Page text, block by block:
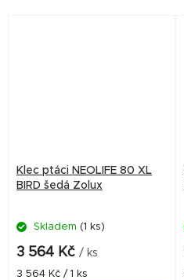
Klec ptáci NEOLIFE 80 XL
BIRD šedá Zolux
Skladem (1 ks)
3 564 Kč / ks
Měrná
3 564 Kč / 1 ks